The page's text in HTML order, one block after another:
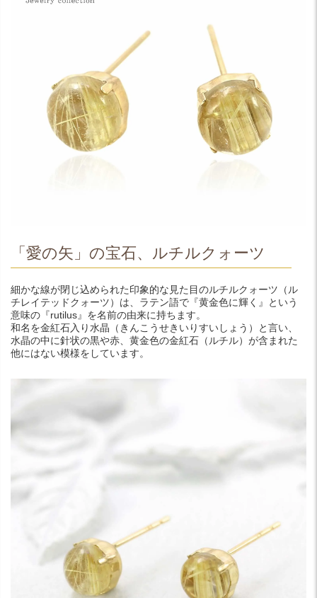
「愛の矢」の宝石、ルチルクォーツ
細かな線が閉じ込められた印象的な見た目のルチルクォーツ（ル
チレイテッドクォーツ）は、ラテン語で『黄金色に輝く』という
意味の『rutilus』を名前の由来に持ちます。
和名を金紅石入り水晶（きんこうせきいりすいしょう）と言い、
水晶の中に針状の黒や赤、黄金色の金紅石（ルチル）が含まれた
他にはない模様をしています。